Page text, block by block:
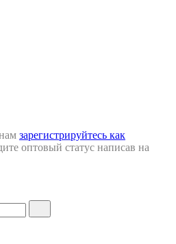
зарегистрируйтесь как
оптовый статус написав на